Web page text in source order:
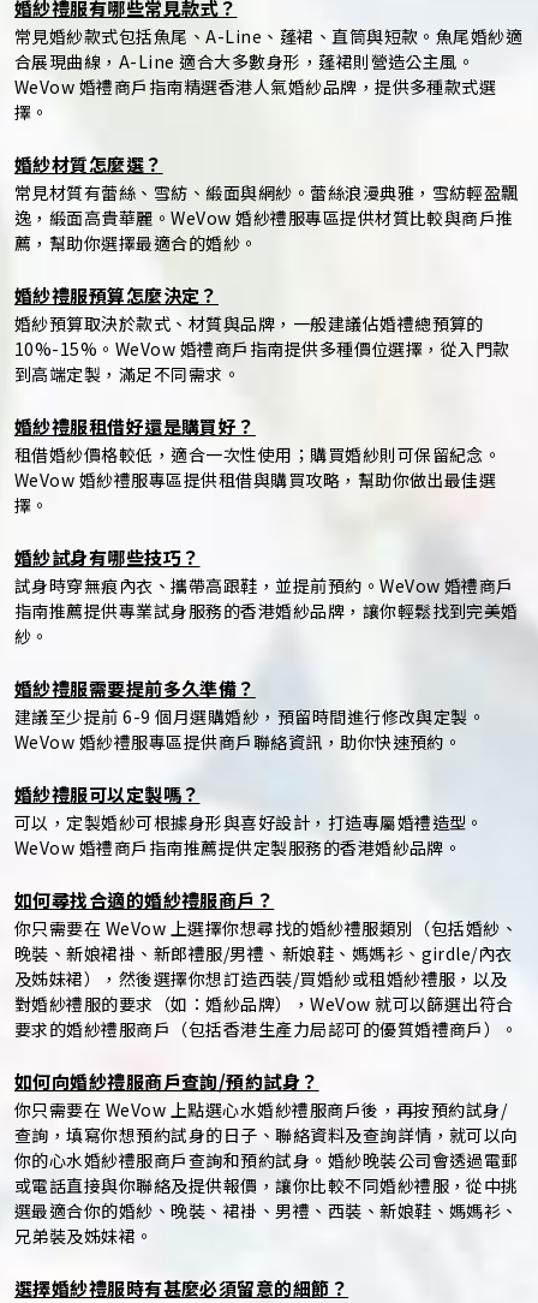
婚紗禮服有哪些常見款式？
常見婚紗款式包括魚尾、A-Line、蓬裙、直筒與短款。魚尾婚紗適
合展現曲線，A-Line 適合大多數身形，蓬裙則營造公主風。
WeVow 婚禮商戶指南精選香港人氣婚紗品牌，提供多種款式選
擇。
婚紗材質怎麼選？
常見材質有蕾絲、雪紡、緞面與網紗。蕾絲浪漫典雅，雪紡輕盈飄
逸，緞面高貴華麗。WeVow 婚紗禮服專區提供材質比較與商戶推
薦，幫助你選擇最適合的婚紗。
婚紗禮服預算怎麼決定？
婚紗預算取決於款式、材質與品牌，一般建議佔婚禮總預算的
10%-15%。WeVow 婚禮商戶指南提供多種價位選擇，從入門款
到高端定製，滿足不同需求。
婚紗禮服租借好還是購買好？
租借婚紗價格較低，適合一次性使用；購買婚紗則可保留紀念。
WeVow 婚紗禮服專區提供租借與購買攻略，幫助你做出最佳選
擇。
婚紗試身有哪些技巧？
試身時穿無痕內衣、攜帶高跟鞋，並提前預約。WeVow 婚禮商戶
指南推薦提供專業試身服務的香港婚紗品牌，讓你輕鬆找到完美婚
紗。
婚紗禮服需要提前多久準備？
建議至少提前 6-9 個月選購婚紗，預留時間進行修改與定製。
WeVow 婚紗禮服專區提供商戶聯絡資訊，助你快速預約。
婚紗禮服可以定製嗎？
可以，定製婚紗可根據身形與喜好設計，打造專屬婚禮造型。
WeVow 婚禮商戶指南推薦提供定製服務的香港婚紗品牌。
如何尋找合適的婚紗禮服商戶？
你只需要在 WeVow 上選擇你想尋找的婚紗禮服類別（包括婚紗、
晚裝、新娘裙褂、新郎禮服/男禮、新娘鞋、媽媽衫、girdle/內衣
及姊妹裙），然後選擇你想訂造西裝/買婚紗或租婚紗禮服，以及
對婚紗禮服的要求（如：婚紗品牌），WeVow 就可以篩選出符合
要求的婚紗禮服商戶（包括香港生產力局認可的優質婚禮商戶）。
如何向婚紗禮服商戶查詢/預約試身？
你只需要在 WeVow 上點選心水婚紗禮服商戶後，再按預約試身/
查詢，填寫你想預約試身的日子、聯絡資料及查詢詳情，就可以向
你的心水婚紗禮服商戶查詢和預約試身。婚紗晚裝公司會透過電郵
或電話直接與你聯絡及提供報價，讓你比較不同婚紗禮服，從中挑
選最適合你的婚紗、晚裝、裙褂、男禮、西裝、新娘鞋、媽媽衫、
兄弟裝及姊妹裙。
選擇婚紗禮服時有甚麼必須留意的細節？